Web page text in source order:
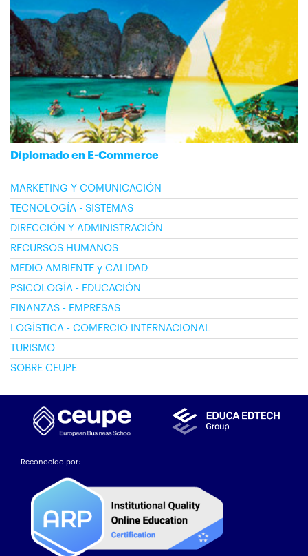
Diplomado en E-Commerce
MARKETING Y COMUNICACIÓN
TECNOLOGÍA - SISTEMAS
DIRECCIÓN Y ADMINISTRACIÓN
RECURSOS HUMANOS
MEDIO AMBIENTE y CALIDAD
PSICOLOGÍA - EDUCACIÓN
FINANZAS - EMPRESAS
LOGÍSTICA - COMERCIO INTERNACIONAL
TURISMO
SOBRE CEUPE
Reconocido por: